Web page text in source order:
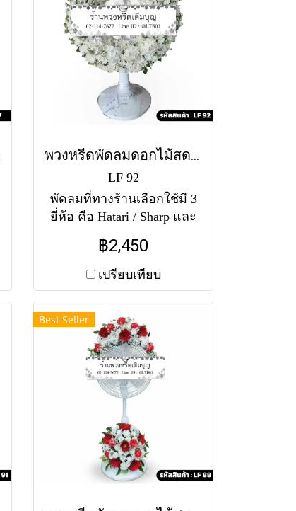
พวงหรีดพัดลมดอกไม้สด ดวงดารา (LF92)
LF 92
พัดลมที่ทางร้านเลือกใช้มี 3
ยี่ห้อ คือ Hatari / Sharp และ
Accord จัดทรงกลมเต็มวง
รอบหน้ากากพัดลม โทนสี
ขาวล้วน ประดับดอกมัมขาว
และคาร์เนชั่นขาว สุภาพ
สง่างาม ทั้งนี้แต่ละสาขาอาจ
ใช้แตกต่างกัน สำหรับสีของ
พัดลม หากไม่มีสีตามแบบ
ทางร้านขออนุญาตใช้พัดลม
คละสีตามสต็อคที่มีในแต่ละ
วัน (สอบถามก่อนสั่งซื้อได้
2450 พัดลมคอสไลด์ 18"
ราคา 2850
฿2,450
เปรียบเทียบ
Best Seller